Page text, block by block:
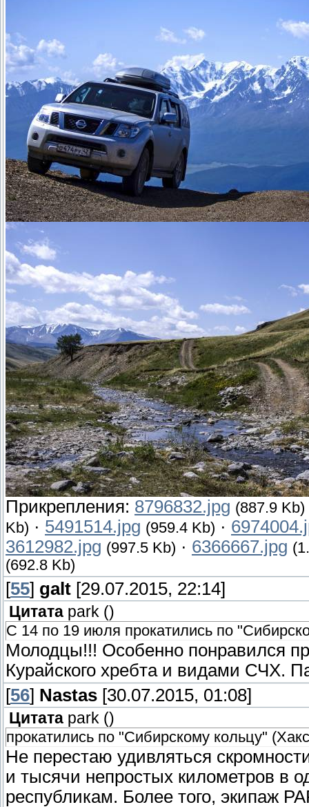
Прикрепления: 8796832.jpg (887.9 Kb)
Kb) · 5491514.jpg (959.4 Kb) ·
3612982.jpg (997.5 Kb) · 6366667.jpg
(692.8 Kb)
[55] galt [29.07.2015, 22:14]
Цитата park ()
С 14 по 19 июля прокатились по
Молодцы!!! Особенно понравился
Курайского хребта и видами СЧХ.
[56] Nastas [30.07.2015, 01:08]
Цитата park ()
прокатились по "Сибирскому кольцу"
Не перестаю удивляться
и тысячи непростых километров в
республикам. Более того, экипаж